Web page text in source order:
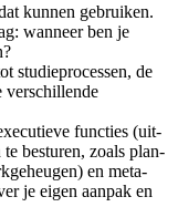
kun­nen gebruiken.
wan­neer ben je
stu­die­pro­ces­sen, de
ver­schil­len­de
func­ties (uit­
te bestu­ren, zoals plan­
en met­a­
je eigen aan­pak en